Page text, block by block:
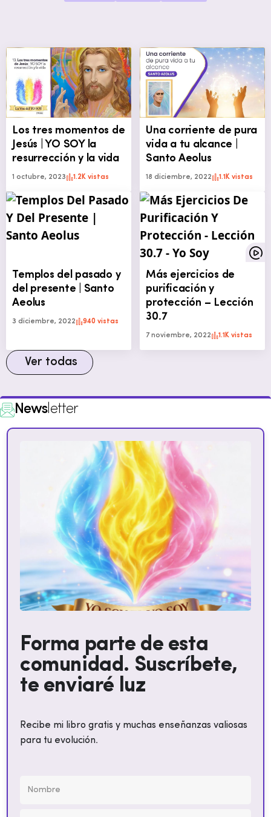
Los tres momentos de
Jesús | YO SOY la
resurrección y la vida
1 octubre, 2023 1.2K vistas
Una corriente de pura
vida a tu alcance |
Santo Aeolus
18 diciembre, 2022 1.1K vistas
Templos del pasado y
del presente | Santo
Aeolus
3 diciembre, 2022 940 vistas
Más ejercicios de
purificación y
protección – Lección
30.7
7 noviembre, 2022 1.1K vistas
Ver todas
Newsletter
Forma parte de esta
comunidad. Suscríbete,
te enviaré luz
Recibe mi libro gratis y muchas enseñanzas valiosas
para tu evolución.